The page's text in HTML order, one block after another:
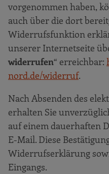
vorgenommen haben,
auch über die dort
Widerrufsfunktion
unserer Internetseite
widerrufen“ erreichbar:
nord.de/widerruf.
Nach Absenden des
erhalten Sie
auf einem dauerhaften
E-Mail. Diese
Widerrufserklärung
Eingangs.